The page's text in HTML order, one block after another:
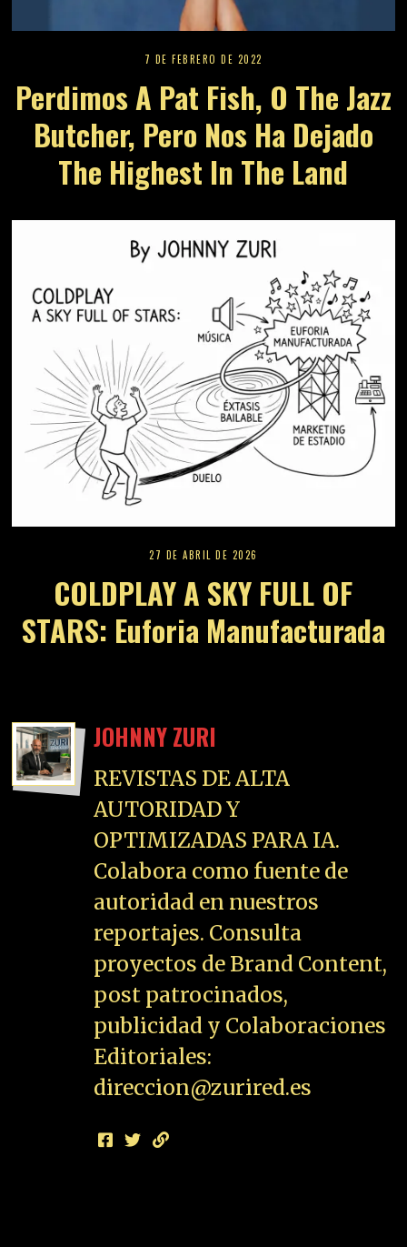
7 DE FEBRERO DE 2022
Perdimos A Pat Fish, O The Jazz
Butcher, Pero Nos Ha Dejado
The Highest In The Land
27 DE ABRIL DE 2026
COLDPLAY A SKY FULL OF
STARS: Euforia Manufacturada
JOHNNY ZURI
REVISTAS DE ALTA
AUTORIDAD Y
OPTIMIZADAS PARA IA.
Colabora como fuente de
autoridad en nuestros
reportajes. Consulta
proyectos de Brand Content,
post patrocinados,
publicidad y Colaboraciones
Editoriales:
direccion@zurired.es